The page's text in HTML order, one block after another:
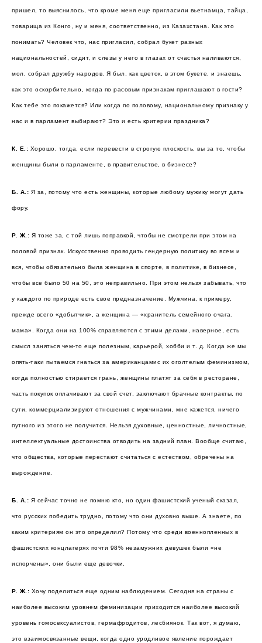
пришел, то выяснилось, что кроме меня еще пригласили вьетнамца, тайца,
товарища из Конго, ну и меня, соответственно, из Казахстана. Как это
понимать? Человек что, нас пригласил, собрал букет разных
национальностей, сидит, и слезы у него в глазах от счастья наливаются,
мол, собрал дружбу народов. Я был, как цветок, в этом букете, и знаешь,
как это оскорбительно, когда по расовым признакам приглашают в гости?
Как тебе это покажется? Или когда по половому, национальному признаку у
нас и в парламент выбирают? Это и есть критерии праздника?
К. Е.: Хорошо, тогда, если перевести в строгую плоскость, вы за то, чтобы
женщины были в парламенте, в правительстве, в бизнесе?
Б. А.: Я за, потому что есть женщины, которые любому мужику могут дать
фору.
Р. Ж.: Я тоже за, с той лишь поправкой, чтобы не смотрели при этом на
половой признак. Искусственно проводить гендерную политику во всем и
вся, чтобы обязательно была женщина в спорте, в политике, в бизнесе,
чтобы все было 50 на 50, это неправильно. При этом нельзя забывать, что
у каждого по природе есть свое предназначение. Мужчина, к примеру,
прежде всего «добытчик», а женщина — «хранитель семейного очага,
мама». Когда они на 100% справляются с этими делами, наверное, есть
смысл заняться чем-то еще полезным, карьерой, хобби и т. д. Когда же мы
опять-таки пытаемся гнаться за американцамис их оголтелым феминизмом,
когда полностью стирается грань, женщины платят за себя в ресторане,
часть покупок оплачивают за свой счет, заключают брачные контракты, по
сути, коммерциализируют отношения с мужчинами, мне кажется, ничего
путного из этого не получится. Нельзя духовные, ценностные, личностные,
интеллектуальные достоинства отводить на задний план. Вообще считаю,
что общества, которые перестают считаться с естеством, обречены на
вырождение.
Б. А.: Я сейчас точно не помню кто, но один фашистский ученый сказал,
что русских победить трудно, потому что они духовно выше. А знаете, по
каким критериям он это определил? Потому что среди военнопленных в
фашистских концлагерях почти 98% незамужних девушек были «не
испорчены», они были еще девочки.
Р. Ж.: Хочу поделиться еще одним наблюдением. Сегодня на страны с
наиболее высоким уровнем феминизации приходится наиболее высокий
уровень гомосексуалистов, гермафродитов, лесбиянок. Так вот, я думаю,
это взаимосвязанные вещи, когда одно уродливое явление порождает